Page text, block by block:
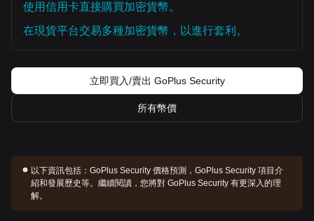
使用信用卡直接購買加密貨幣。
在現貨平台交易多種加密貨幣，以進行套利。
立即買入/賣出 GoPlus Security
所有幣價
以下資訊包括：GoPlus Security 價格預測，GoPlus Security 項目介
紹和發展歷史等。繼續閱讀，您將對 GoPlus Security 有更深入的理
解。